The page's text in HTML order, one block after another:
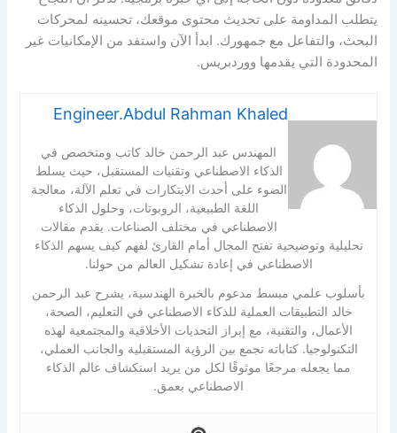
يتطلب المداومة على تحديث محتوى موقعك، تحسينه لمحركات
البحث، والتفاعل مع جمهورك. ابدأ الآن واستفد من الإمكانيات غير
المحدودة التي يقدمها ووردبريس.
Engineer.Abdul Rahman Khaled
المهندس عبد الرحمن خالد كاتب ومتخصص في
الذكاء الاصطناعي وتقنيات المستقبل، حيث يسلط
الضوء على أحدث الابتكارات في تعلم الآلة، معالجة
اللغة الطبيعية، الروبوتات، وحلول الذكاء
الاصطناعي في مختلف الصناعات. يقدم مقالات
تحليلية وتوضيحية تفتح المجال أمام القارئ لفهم كيف يسهم الذكاء
الاصطناعي في إعادة تشكيل العالم من حولنا.
بأسلوب علمي مبسط مدعوم بالخبرة الهندسية، يشرح عبد الرحمن
خالد التطبيقات العملية للذكاء الاصطناعي في التعليم، الصحة،
الأعمال، والتقنية، مع إبراز التحديات الأخلاقية والمجتمعية لهذه
التكنولوجيا. كتاباته تجمع بين الرؤية المستقبلية والجانب العملي،
مما يجعله مرجعًا موثوقًا لكل من يريد استكشاف عالم الذكاء
الاصطناعي بعمق.